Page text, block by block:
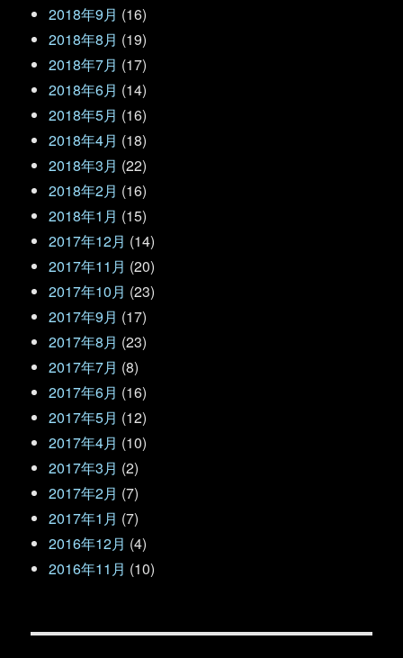
2018年9月 (16)
2018年8月 (19)
2018年7月 (17)
2018年6月 (14)
2018年5月 (16)
2018年4月 (18)
2018年3月 (22)
2018年2月 (16)
2018年1月 (15)
2017年12月 (14)
2017年11月 (20)
2017年10月 (23)
2017年9月 (17)
2017年8月 (23)
2017年7月 (8)
2017年6月 (16)
2017年5月 (12)
2017年4月 (10)
2017年3月 (2)
2017年2月 (7)
2017年1月 (7)
2016年12月 (4)
2016年11月 (10)